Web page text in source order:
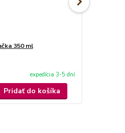
350 ml
expedícia 3-5 dní
Pridať do košíka